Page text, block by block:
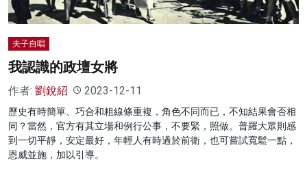
灼見活動
夫子自唱
我認識的政壇女將
作者: 劉銳紹 2023-12-11
歷史有時簡單、巧合和粗線條重複，角色不同而已，不知結果會否相
同？當然，官方有其立場和例行公事，不要緊，照做。普羅大眾則感
到一切平靜，安定最好，年輕人有時過於前衛，也可嘗試寬鬆一點，
恩威並施，加以引導。